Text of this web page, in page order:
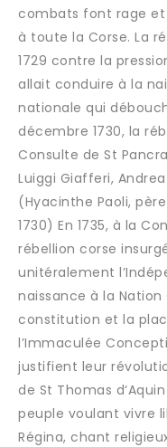
combats font rage et
à toute la Corse. La
1729 contre la
allait conduire à la
nationale qui
décembre 1730, la
Consulte de St
Luiggi Giafferi,
(Hyacinthe Paoli,
1730) En 1735, à la
rébellion corse
unitéralement
naissance à la Nation
constitution et la
l’Immaculée
justifient leur
de St Thomas
peuple voulant vivre
Régina, chant